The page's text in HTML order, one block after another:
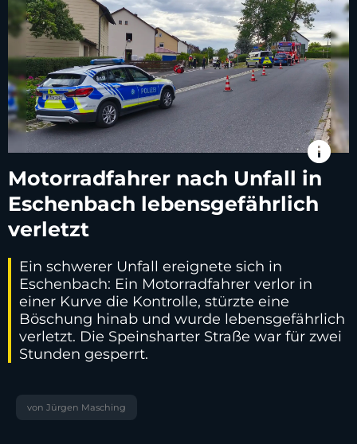
info
Motorradfahrer nach Unfall in
Eschenbach lebensgefährlich
verletzt
Ein schwerer Unfall ereignete sich in
Eschenbach: Ein Motorradfahrer verlor in
einer Kurve die Kontrolle, stürzte eine
Böschung hinab und wurde lebensgefährlich
verletzt. Die Speinsharter Straße war für zwei
Stunden gesperrt.
von Jürgen Masching